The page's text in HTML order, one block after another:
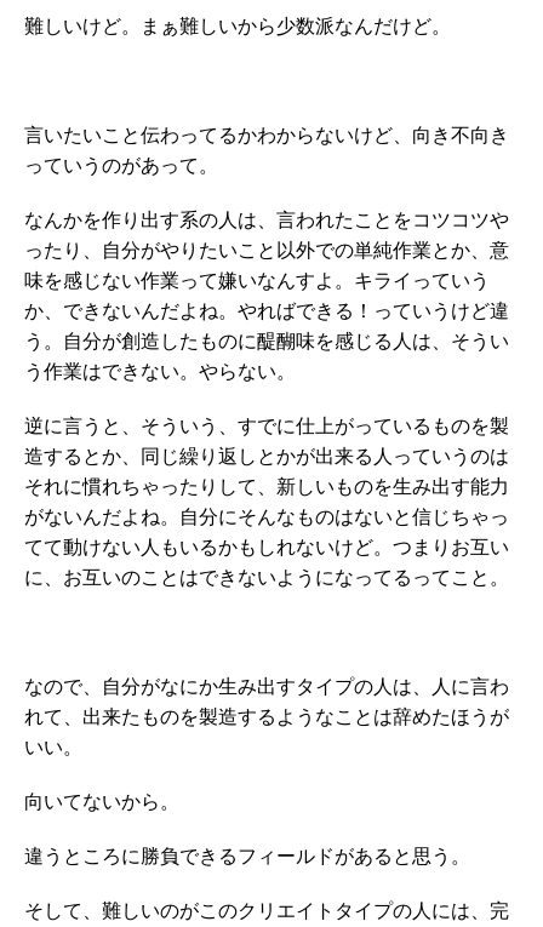
難しいけど。まぁ難しいから少数派なんだけど。
言いたいこと伝わってるかわからないけど、向き不向き
っていうのがあって。
なんかを作り出す系の人は、言われたことをコツコツや
ったり、自分がやりたいこと以外での単純作業とか、意
味を感じない作業って嫌いなんすよ。キライっていう
か、できないんだよね。やればできる！っていうけど違
う。自分が創造したものに醍醐味を感じる人は、そうい
う作業はできない。やらない。
逆に言うと、そういう、すでに仕上がっているものを製
造するとか、同じ繰り返しとかが出来る人っていうのは
それに慣れちゃったりして、新しいものを生み出す能力
がないんだよね。自分にそんなものはないと信じちゃっ
てて動けない人もいるかもしれないけど。つまりお互い
に、お互いのことはできないようになってるってこと。
なので、自分がなにか生み出すタイプの人は、人に言わ
れて、出来たものを製造するようなことは辞めたほうが
いい。
向いてないから。
違うところに勝負できるフィールドがあると思う。
そして、難しいのがこのクリエイトタイプの人には、完